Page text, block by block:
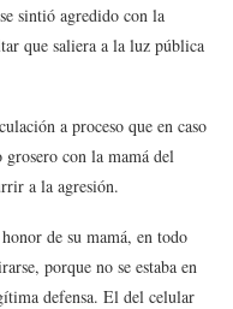
sintió agredido con la
que saliera a la luz pública
a proceso que en caso
grosero con la mamá del
a la agresión.
de su mamá, en todo
porque no se estaba en
defensa. El del celular